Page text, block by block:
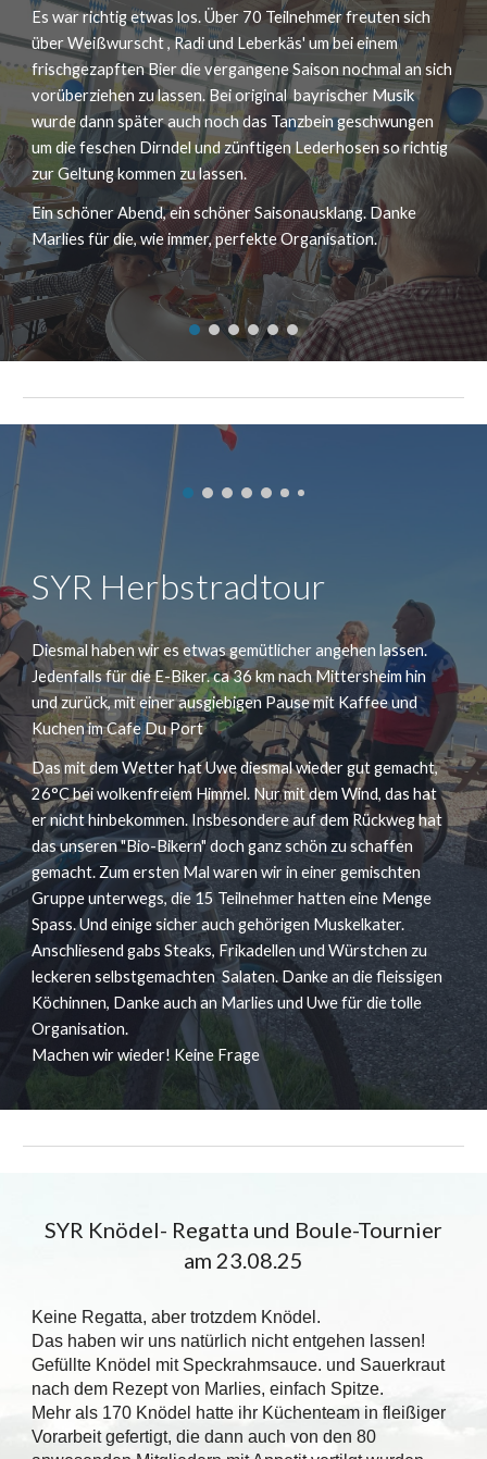
Es war richtig etwas los. Über 70 Teilnehmer freuten sich
über Weißwurscht , Radi und Leberkäs' um bei einem
frischgezapften Bier die vergangene Saison nochmal an sich
vorüberziehen zu lassen. Bei original bayrischer Musik
wurde dann später auch noch das Tanzbein geschwungen
um die feschen Dirndel und zünftigen Lederhosen so richtig
zur Geltung kommen zu lassen.
Ein schöner Abend, ein schöner Saisonausklang. Danke
Marlies für die, wie immer, perfekte Organisation.
SYR Herbstradtour
Diesmal haben wir es etwas gemütlicher angehen lassen.
Jedenfalls für die E-Biker. ca 36 km nach Mittersheim hin
und zurück, mit einer ausgiebigen Pause mit Kaffee und
Kuchen im Cafe Du Port
Das mit dem Wetter hat Uwe diesmal wieder gut gemacht,
26°C bei wolkenfreiem Himmel. Nur mit dem Wind, das hat
er nicht hinbekommen. Insbesondere auf dem Rückweg hat
das unseren "Bio-Bikern" doch ganz schön zu schaffen
gemacht. Zum ersten Mal waren wir in einer gemischten
Gruppe unterwegs, die 15 Teilnehmer hatten eine Menge
Spass. Und einige sicher auch gehörigen Muskelkater.
Anschliesend gabs Steaks, Frikadellen und Würstchen zu
leckeren selbstgemachten Salaten. Danke an die fleissigen
Köchinnen, Danke auch an Marlies und Uwe für die tolle
Organisation.
Machen wir wieder! Keine Frage
SYR Knödel- Regatta und Boule-Tournier
am 23.08.25
Keine Regatta, aber trotzdem Knödel.
Das haben wir uns natürlich nicht entgehen lassen!
Gefüllte Knödel mit Speckrahmsauce. und Sauerkraut
nach dem Rezept von Marlies, einfach Spitze.
Mehr als 170 Knödel hatte ihr Küchenteam in fleißiger
Vorarbeit gefertigt, die dann auch von den 80